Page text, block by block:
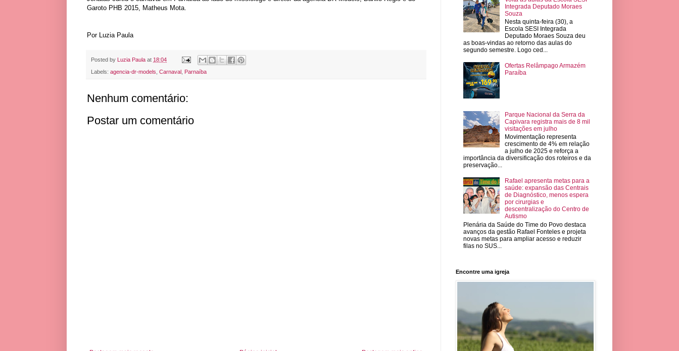
Garoto PHB 2015, Matheus Mota.
Por Luzia Paula
Posted by Luzia Paula at 18:04
Labels: agencia-dr-models Carnaval Parnaíba
Nenhum comentário:
Postar um comentário
Integrada Deputado Moraes
Souza
Nesta quinta-feira (30), a
Escola SESI Integrada
Deputado Moraes Souza deu
as boas-vindas ao retorno das aulas do
segundo semestre. Logo ced...
Ofertas Relâmpago Armazém
Paraíba
Parque Nacional da Serra da
Capivara registra mais de 8 mil
visitações em julho
Movimentação representa
crescimento de 4% em relação
a julho de 2025 e reforça a
importância da diversificação dos roteiros e da
preservação...
Rafael apresenta metas para a
saúde: expansão das Centrais
de Diagnóstico, menos espera
por cirurgias e
descentralização do Centro de
Autismo
Plenária da Saúde do Time do Povo destaca
avanços da gestão Rafael Fonteles e projeta
novas metas para ampliar acesso e reduzir
filas no SUS...
Encontre uma igreja